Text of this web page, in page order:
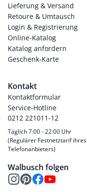
Lieferung & Versand
Retoure & Umtausch
Login & Registrierung
Online-Katalog
Katalog anfordern
Geschenk-Karte
Kontakt
Kontaktformular
Service-Hotline
0212 221011-12
Täglich 7:00 - 22:00 Uhr
(Regulärer Festnetztarif ihres
Telefonanbieters)
Walbusch folgen